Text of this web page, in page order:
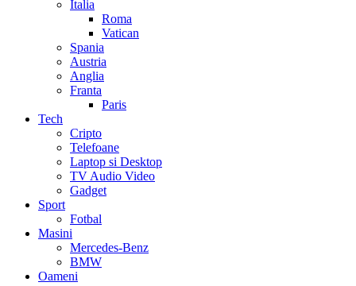
Italia
Roma
Vatican
Spania
Austria
Anglia
Franta
Paris
Tech
Cripto
Telefoane
Laptop si Desktop
TV Audio Video
Gadget
Sport
Fotbal
Masini
Mercedes-Benz
BMW
Oameni